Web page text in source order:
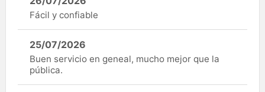
Fácil y confiable
25/07/2026
Buen servicio en geneal, mucho mejor que la
pública.